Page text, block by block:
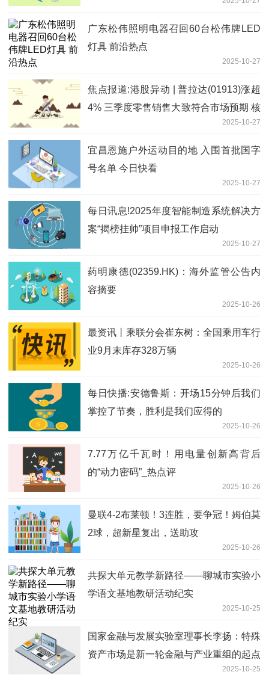
广东松伟照明电器召回60台松伟牌LED
灯具 前沿热点
2025-10-27
焦点报道:港股异动 | 普拉达(01913)涨超
4% 三季度零售销售大致符合市场预期 核
2025-10-27
宜昌恩施户外运动目的地 入围首批国字
号名单 今日快看
2025-10-27
每日讯息!2025年度智能制造系统解决方
案“揭榜挂帅”项目申报工作启动
2025-10-27
药明康德(02359.HK)：海外监管公告内
容摘要
2025-10-26
最资讯丨乘联分会崔东树：全国乘用车行
业9月末库存328万辆
2025-10-26
每日快播:安德鲁斯：开场15分钟后我们
掌控了节奏，胜利是我们应得的
2025-10-26
7.77万亿千瓦时！用电量创新高背后
的“动力密码”_热点评
2025-10-26
曼联4-2布莱顿！3连胜，要争冠！姆伯莫
2球，超新星复出，送助攻
2025-10-26
共探大单元教学新路径——聊城市实验小
学语文基地教研活动纪实
2025-10-25
国家金融与发展实验室理事长李扬：特殊
资产市场是新一轮金融与产业重组的起点
2025-10-25